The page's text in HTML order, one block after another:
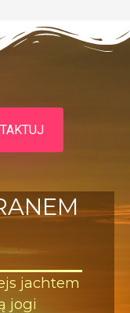
jachtem
jogi